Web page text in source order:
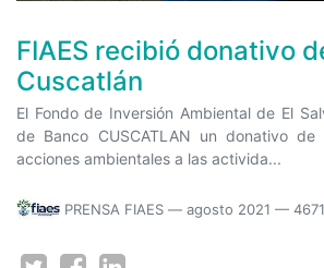
FIAES recibió donativo
Cuscatlán
El Fondo de Inversión Ambiental de El
de Banco CUSCATLAN un donativo
acciones ambientales a las activida...
PRENSA FIAES — agosto 2021 —